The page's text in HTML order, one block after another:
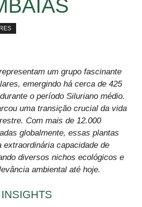
um grupo fascinante
emergindo há cerca de 425
o período Siluriano médio.
uma transição crucial da vida
Com mais de 12.000
globalmente, essas plantas
extraordinária capacidade de
diversos nichos ecológicos e
ambiental até hoje.